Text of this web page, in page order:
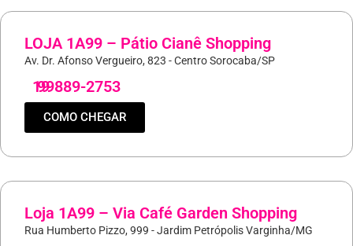
LOJA 1A99 – Pátio Cianê Shopping
Av. Dr. Afonso Vergueiro, 823 - Centro Sorocaba/SP
19
99889-2753
COMO CHEGAR
Loja 1A99 – Via Café Garden Shopping
Rua Humberto Pizzo, 999 - Jardim Petrópolis Varginha/MG